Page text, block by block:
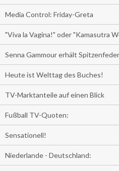
Media Control: Friday-Greta
"Viva la Vagina!" oder "Kamasutra
Senna Gammour erhält
Heute ist Welttag des Buches!
TV-Marktanteile auf einen Blick
Fußball TV-Quoten:
Sensationell!
Niederlande - Deutschland: